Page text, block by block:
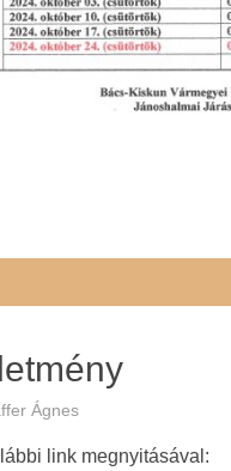
Ágnes
link megnyitásával: